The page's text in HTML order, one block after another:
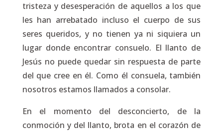
tristeza y desesperación de aquellos a los que
les han arrebatado incluso el cuerpo de sus
seres queridos, y no tienen ya ni siquiera un
lugar donde encontrar consuelo. El llanto de
Jesús no puede quedar sin respuesta de parte
del que cree en él. Como él consuela, también
nosotros estamos llamados a consolar.
En el momento del desconcierto, de la
conmoción y del llanto, brota en el corazón de